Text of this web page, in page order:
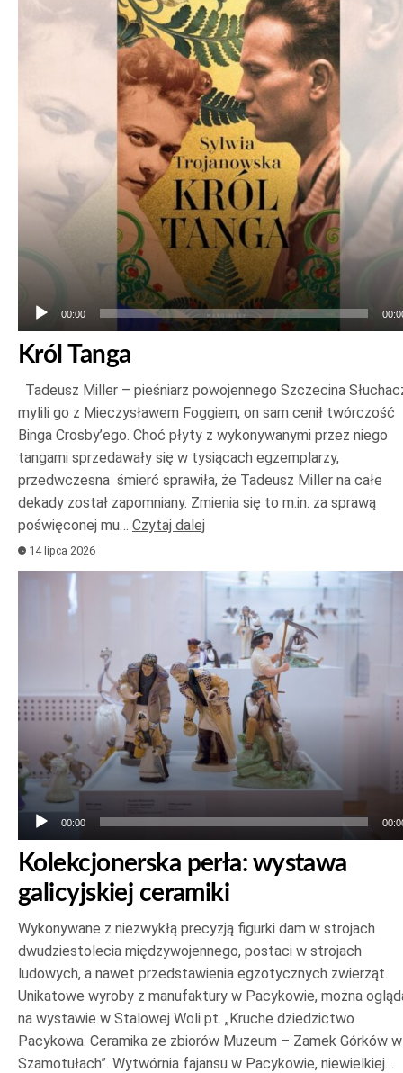
plików
dźwiękowych
00:00
Król Tanga
Tadeusz Miller – pieśniarz powojennego Szczecina
mylili go z Mieczysławem Foggiem, on sam cenił twórczość
Binga Crosby’ego. Choć płyty z wykonywanymi przez niego
tangami sprzedawały się w tysiącach egzemplarzy,
przedwczesna śmierć sprawiła, że Tadeusz Miller na całe
dekady został zapomniany. Zmienia się to m.in. za sprawą
poświęconej mu… Czytaj dalej
14 lipca 2026
Odtwarzacz
00:00
Kolekcjonerska perła: wystawa
galicyjskiej ceramiki
Wykonywane z niezwykłą precyzją figurki dam w strojach
dwudziestolecia międzywojennego, postaci w strojach
ludowych, a nawet przedstawienia egzotycznych zwierząt.
Unikatowe wyroby z manufaktury w Pacykowie, można
na wystawie w Stalowej Woli pt. „Kruche dziedzictwo
Pacykowa. Ceramika ze zbiorów Muzeum – Zamek Górków w
Szamotułach”. Wytwórnia fajansu w Pacykowie, niewielkiej…